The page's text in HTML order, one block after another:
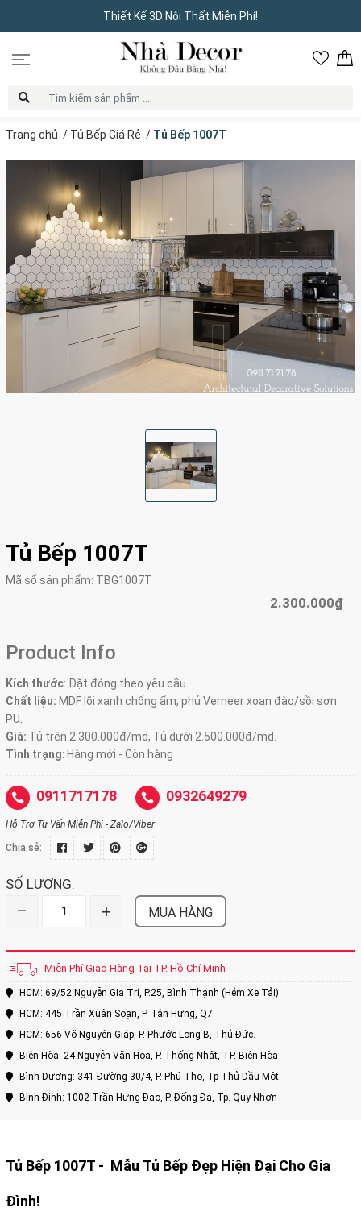
Thiết Kế 3D Nội Thất Miễn Phí!
Trang chủ / Tủ Bếp Giá Rẻ / Tủ Bếp 1007T
Tủ Bếp 1007T
Mã số sản phẩm: TBG1007T
2.300.000₫
Product Info
Kích thước: Đặt đóng theo yêu cầu
Chất liệu: MDF lõi xanh chống ẩm, phủ Verneer xoan đào/sồi sơn
PU.
Giá: Tủ trên 2.300.000đ/md, Tủ dưới 2.500.000đ/md.
Tình trạng: Hàng mới - Còn hàng
0911717178 0932649279
Hỗ Trợ Tư Vấn Miễn Phí - Zalo/Viber
Chia sẻ:
SỐ LƯỢNG:
– + MUA HÀNG
Miễn Phí Giao Hàng Tại TP. Hồ Chí Minh
HCM: 69/52 Nguyễn Gia Trí, P.25, Bình Thạnh (Hẻm Xe Tải)
HCM: 445 Trần Xuân Soạn, P. Tân Hưng, Q7
HCM: 656 Võ Nguyên Giáp, P. Phước Long B, Thủ Đức.
Biên Hòa: 24 Nguyễn Văn Hoa, P. Thống Nhất, TP. Biên Hòa
Bình Dương: 341 Đường 30/4, P. Phú Thọ, Tp Thủ Dầu Một
Bình Định: 1002 Trần Hưng Đạo, P. Đống Đa, Tp. Quy Nhơn
Tủ Bếp 1007T - Mẫu Tủ Bếp Đẹp Hiện Đại Cho Gia
Đình!